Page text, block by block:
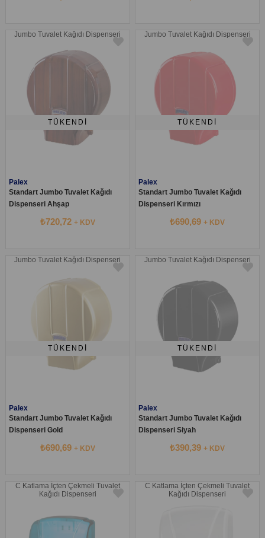
Jumbo Tuvalet Kağıdı Dispenseri
TÜKENDI
Palex
Standart Jumbo Tuvalet Kağıdı
Dispenseri Ahşap
₺720,72 + KDV
Jumbo Tuvalet Kağıdı Dispenseri
TÜKENDI
Palex
Standart Jumbo Tuvalet Kağıdı
Dispenseri Kırmızı
₺690,69+ KDV
Jumbo Tuvalet Kağıdı Dispenseri
TÜKENDI
Palex
Standart Jumbo Tuvalet Kağıdı
Dispenseri Gold
₺690,69 + KDV
Jumbo Tuvalet Kağıdı Dispenseri
TÜKENDI
Palex
Standart Jumbo Tuvalet Kağıdı
Dispenseri Siyah
₺390,39+ KDV
C Katlama İçten Çekmeli Tuvalet
Kağıdı Dispenseri
C Katlama İçten Çekmeli Tuvalet
Kağıdı Dispenseri